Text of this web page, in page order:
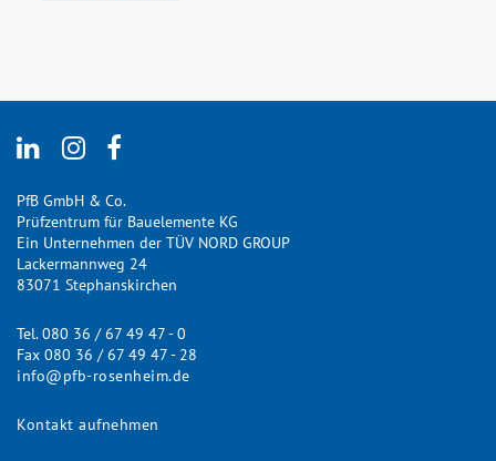
PfB GmbH & Co.
Prüfzentrum für Bauelemente KG
Ein Unternehmen der TÜV NORD GROUP
Lackermannweg 24
83071 Stephanskirchen
Tel. 080 36 / 67 49 47 - 0
Fax 080 36 / 67 49 47 - 28
info@pfb-rosenheim.de
Kontakt aufnehmen